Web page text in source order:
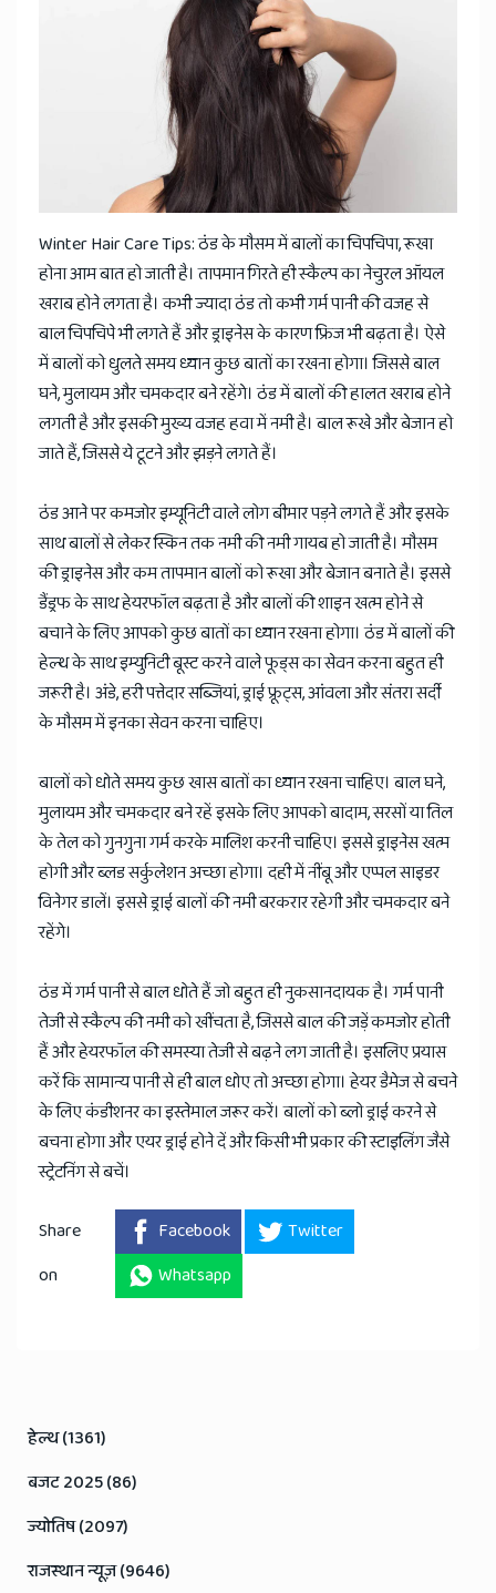
Winter Hair Care Tips: ठंड के मौसम में बालों का चिपचिपा, रूखा
होना आम बात हो जाती है। तापमान गिरते ही स्कैल्प का नेचुरल ऑयल
खराब होने लगता है। कभी ज्यादा ठंड तो कभी गर्म पानी की वजह से
बाल चिपचिपे भी लगते हैं और ड्राइनेस के कारण फ्रिज भी बढ़ता है। ऐसे
में बालों को धुलते समय ध्यान कुछ बातों का रखना होगा। जिससे बाल
घने, मुलायम और चमकदार बने रहेंगे। ठंड में बालों की हालत खराब होने
लगती है और इसकी मुख्य वजह हवा में नमी है। बाल रूखे और बेजान हो
जाते हैं, जिससे ये टूटने और झड़ने लगते हैं।
ठंड आने पर कमजोर इम्यूनिटी वाले लोग बीमार पड़ने लगते हैं और इसके
साथ बालों से लेकर स्किन तक नमी की नमी गायब हो जाती है। मौसम
की ड्राइनेस और कम तापमान बालों को रूखा और बेजान बनाते है। इससे
डैंड्रफ के साथ हेयरफॉल बढ़ता है और बालों की शाइन खत्म होने से
बचाने के लिए आपको कुछ बातों का ध्यान रखना होगा। ठंड में बालों की
हेल्थ के साथ इम्युनिटी बूस्ट करने वाले फूड्स का सेवन करना बहुत ही
जरूरी है। अंडे, हरी पत्तेदार सब्जियां, ड्राई फ्रूट्स, आंवला और संतरा सर्दी
के मौसम में इनका सेवन करना चाहिए।
बालों को धोते समय कुछ खास बातों का ध्यान रखना चाहिए। बाल घने,
मुलायम और चमकदार बने रहें इसके लिए आपको बादाम, सरसों या तिल
के तेल को गुनगुना गर्म करके मालिश करनी चाहिए। इससे ड्राइनेस खत्म
होगी और ब्लड सर्कुलेशन अच्छा होगा। दही में नींबू और एप्पल साइडर
विनेगर डालें। इससे ड्राई बालों की नमी बरकरार रहेगी और चमकदार बने
रहेंगे।
ठंड में गर्म पानी से बाल धोते हैं जो बहुत ही नुकसानदायक है। गर्म पानी
तेजी से स्कैल्प की नमी को खींचता है, जिससे बाल की जड़ें कमजोर होती
हैं और हेयरफॉल की समस्या तेजी से बढ़ने लग जाती है। इसलिए प्रयास
करें कि सामान्य पानी से ही बाल धोए तो अच्छा होगा। हेयर डैमेज से बचने
के लिए कंडीशनर का इस्तेमाल जरूर करें। बालों को ब्लो ड्राई करने से
बचना होगा और एयर ड्राई होने दें और किसी भी प्रकार की स्टाइलिंग जैसे
स्ट्रेटनिंग से बचें।
Share
on
Facebook
Twitter
Whatsapp
हेल्थ (1361)
बजट 2025 (86)
ज्योतिष (2097)
राजस्थान न्यूज़ (9646)